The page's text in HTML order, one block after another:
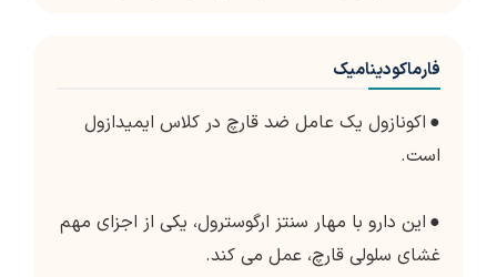
فارماکودینامیک
● اکونازول یک عامل ضد قارچ در کلاس ایمیدازول
است.
● این دارو با مهار سنتز ارگوسترول، یکی از اجزای مهم
غشای سلولی قارچ، عمل می کند.